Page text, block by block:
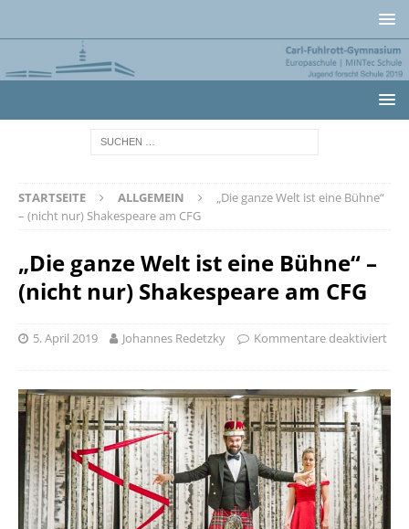
STARTSEITE ALLGEMEIN
„Die ganze Welt ist eine Bühne“
– (nicht nur) Shakespeare am CFG
„Die ganze Welt ist eine Bühne“ –
(nicht nur) Shakespeare am CFG
5. April 2019 Johannes Redetzky Kommentare deaktiviert